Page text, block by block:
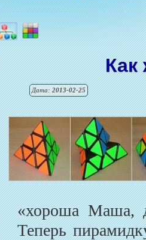
Как
Дата:2013-02-25
«хороша Маша,
Теперь